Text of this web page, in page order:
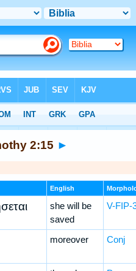
2:15 ►
English
she will be
saved
V-FIP-
moreover Conj